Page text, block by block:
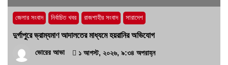
জেলার সংবাদ নির্বাচিত খবর রাজশাহীর সংবাদ সারাদেশ
দুর্গাপুরে ভ্রাম্যমাণ আদালতের মাধ্যমে হয়রানির অভিযোগ
ভোরের আভা ১ আগস্ট, ২০২৬, ৯:৩৪ অপরাহ্ন